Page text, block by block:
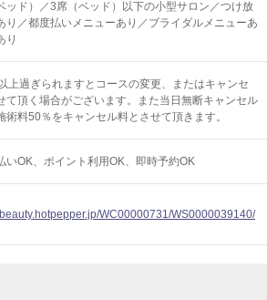
ッド）／3席（ベッド）以下の小型サロン／つけ放
り／都度払いメニューあり／ブライダルメニューあ
り
上過ぎられますとコースの変更、またはキャンセ
て頂く場合がございます。また当日無断キャンセル
術料50％をキャンセル料とさせて頂きます。
いOK ポイント利用OK 即時予約OK
WC00000731/WS0000039140/